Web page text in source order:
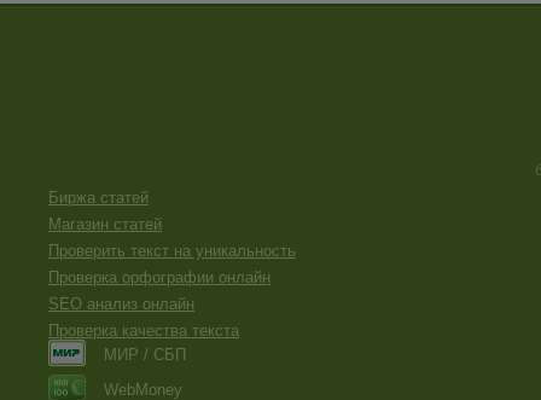
Биржа статей
Магазин статей
Проверить текст на уникальность
Проверка орфографии онлайн
SEO анализ онлайн
Проверка качества текста
МИР / СБП
WebMoney